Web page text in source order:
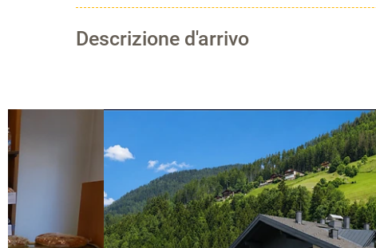
Descrizione d'arrivo